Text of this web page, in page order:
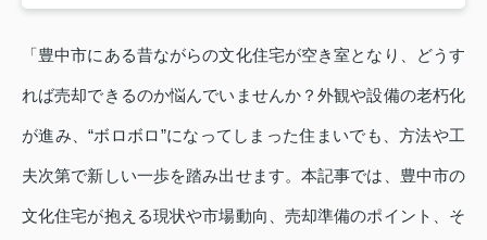
「豊中市にある昔ながらの文化住宅が空き室となり、どうす
れば売却できるのか悩んでいませんか？外観や設備の老朽化
が進み、“ボロボロ”になってしまった住まいでも、方法や工
夫次第で新しい一歩を踏み出せます。本記事では、豊中市の
文化住宅が抱える現状や市場動向、売却準備のポイント、そ